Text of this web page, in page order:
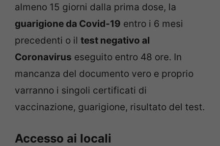
almeno 15 giorni dalla prima dose, la
guarigione da Covid-19 entro i 6 mesi
precedenti o il test negativo al
Coronavirus eseguito entro 48 ore. In
mancanza del documento vero e proprio
varranno i singoli certificati di
vaccinazione, guarigione, risultato del test.
Accesso ai locali